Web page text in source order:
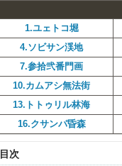
1.ユェトコ堀
4.ソビサン渓地
7.参拾弐番門画
10.カムアシ無法街
13.トトゥリル林海
16.クサンパ昏森
目次